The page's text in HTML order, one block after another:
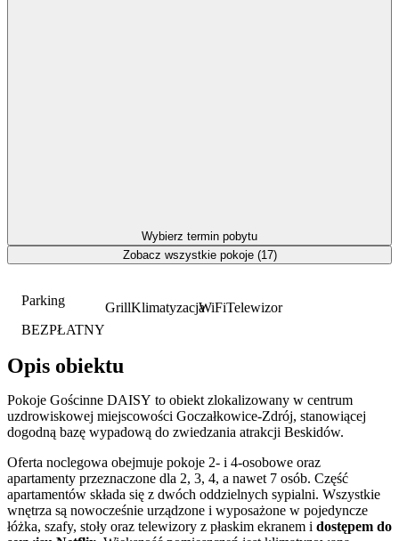
Parking
BEZPŁATNY
GrillKlimatyzacjaWiFiTelewizor
Opis obiektu
Pokoje Gościnne DAISY to obiekt zlokalizowany w centrum
uzdrowiskowej miejscowości Goczałkowice-Zdrój, stanowiącej
dogodną bazę wypadową do zwiedzania atrakcji Beskidów.
Oferta noclegowa obejmuje pokoje 2- i 4-osobowe oraz
apartamenty przeznaczone dla 2, 3, 4, a nawet 7 osób. Część
apartamentów składa się z dwóch oddzielnych sypialni. Wszystkie
wnętrza są nowocześnie urządzone i wyposażone w pojedyncze
łóżka, szafy, stoły oraz telewizory z płaskim ekranem i dostępem do
Wybierz termin pobytu
Zobacz wszystkie pokoje (17)